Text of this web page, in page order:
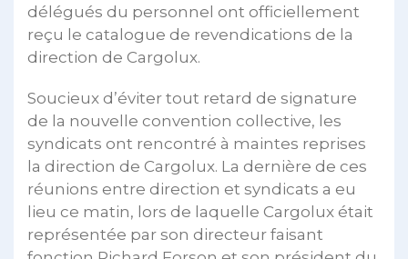
délégués du personnel ont officiellement
reçu le catalogue de revendications de la
direction de Cargolux.
Soucieux d’éviter tout retard de signature
de la nouvelle convention collective, les
syndicats ont rencontré à maintes reprises
la direction de Cargolux. La dernière de ces
réunions entre direction et syndicats a eu
lieu ce matin, lors de laquelle Cargolux était
représentée par son directeur faisant